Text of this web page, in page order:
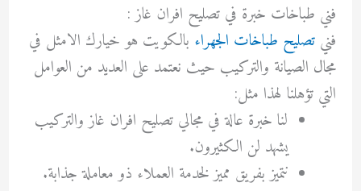
فني طباخات خبرة في تصليح افران غاز :
فني تصليح طباخات الجهراء بالكويت هو خيارك الامثل في
مجال الصيانة والتركيب حيث نعتمد على العديد من العوامل
التي تؤهلنا لهذا مثل:
لنا خبرة عالة في مجالي تصليح افران غازوالتركيب
يشهد لن الكثيرون.
نتميز بفريق مميز لخدمة العملاء ذو معاملة جذابة.